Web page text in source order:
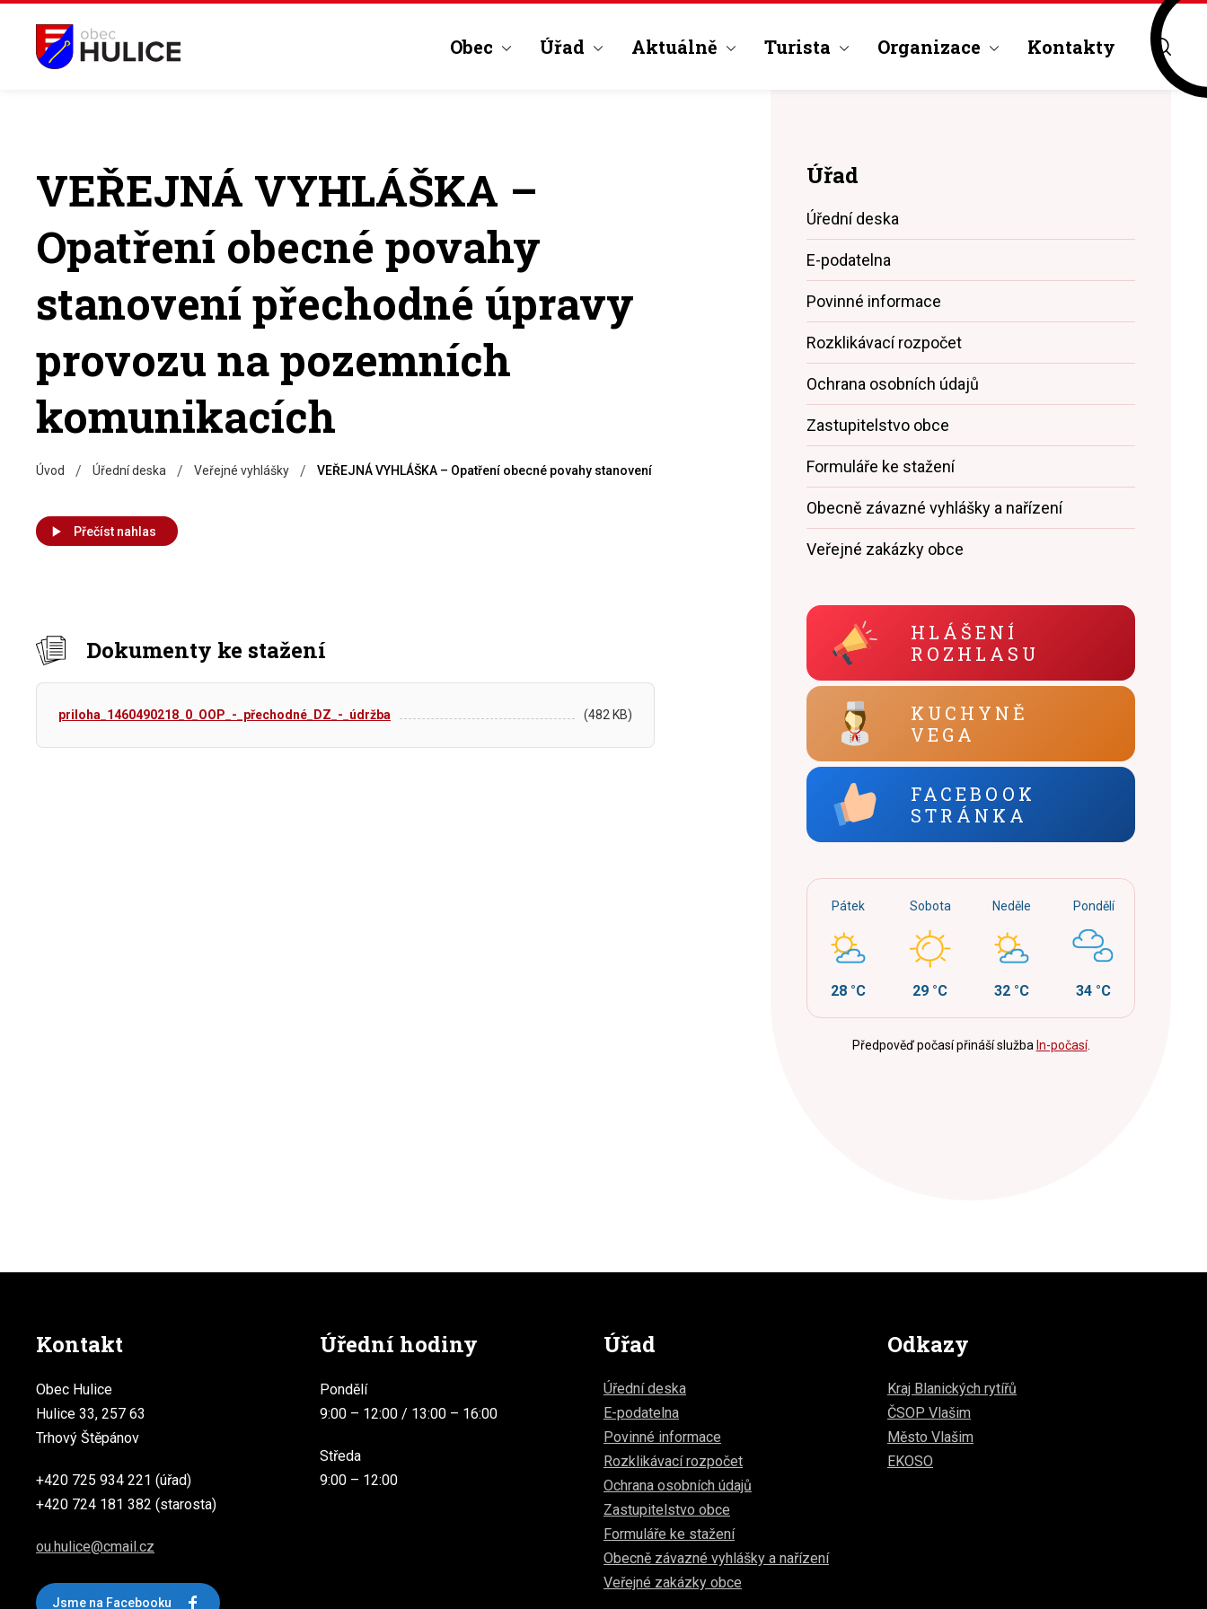
Obec Úřad Aktuálně Turista Organizace Kontakty
VEŘEJNÁ VYHLÁŠKA –
Opatření obecné povahy
stanovení přechodné úpravy
provozu na pozemních
komunikacích
Úvod / Úřední deska / Veřejné vyhlášky / VEŘEJNÁ VYHLÁŠKA – Opatření obecné povahy stanovení přechodné úpravy provozu na pozemních komunikacích
Přečíst nahlas
Dokumenty ke stažení
priloha_1460490218_0_OOP_-_přechodné_DZ_-_údržba (482 KB)
Úřad
Úřední deska
E-podatelna
Povinné informace
Rozklikávací rozpočet
Ochrana osobních údajů
Zastupitelstvo obce
Formuláře ke stažení
Obecně závazné vyhlášky a nařízení
Veřejné zakázky obce
HLÁŠENÍ
ROZHLASU
KUCHYNĚ
VEGA
FACEBOOK
STRÁNKA
Pátek
28 °C
Sobota
29 °C
Neděle
32 °C
Pondělí
34 °C
Předpověď počasí přináší služba In-počasí.
Kontakt
Obec Hulice
Hulice 33, 257 63
Trhový Štěpánov
+420 725 934 221 (úřad)
+420 724 181 382 (starosta)
ou.hulice@cmail.cz
Jsme na Facebooku
Úřední hodiny
Pondělí
9:00 – 12:00 / 13:00 – 16:00
Středa
9:00 – 12:00
Úřad
Úřední deska
E-podatelna
Povinné informace
Rozklikávací rozpočet
Ochrana osobních údajů
Zastupitelstvo obce
Formuláře ke stažení
Obecně závazné vyhlášky a nařízení
Veřejné zakázky obce
Odkazy
Kraj Blanických rytířů
ČSOP Vlašim
Město Vlašim
EKOSO